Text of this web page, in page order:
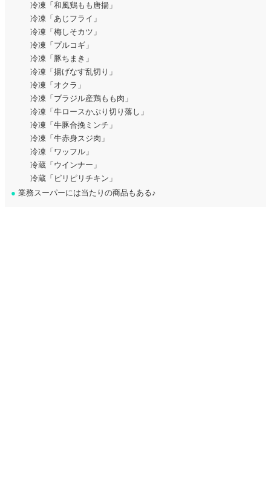
冷凍「和風鶏もも唐揚」
冷凍「あじフライ」
冷凍「梅しそカツ」
冷凍「プルコギ」
冷凍「豚ちまき」
冷凍「揚げなす乱切り」
冷凍「オクラ」
冷凍「ブラジル産鶏もも肉」
冷凍「牛ロースかぶり切り落し」
冷凍「牛豚合挽ミンチ」
冷凍「牛赤身スジ肉」
冷凍「ワッフル」
冷蔵「ウインナー」
冷蔵「ピリピリチキン」
● 業務スーパーには当たりの商品もある♪